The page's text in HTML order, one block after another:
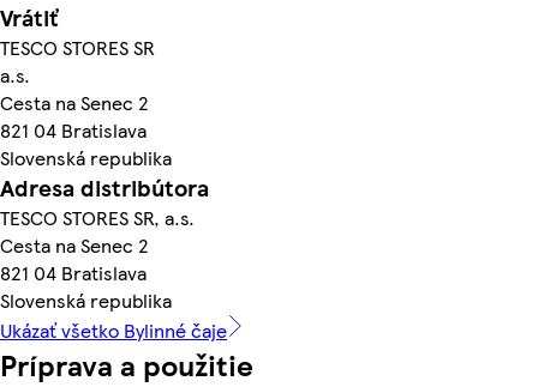
Vrátiť
TESCO STORES SR
a.s.
Cesta na Senec 2
821 04 Bratislava
Slovenská republika
Adresa distribútora
TESCO STORES SR, a.s.
Cesta na Senec 2
821 04 Bratislava
Slovenská republika
Ukázať všetko Bylinné čaje
Príprava a použitie